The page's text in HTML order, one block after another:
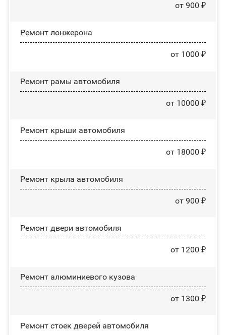
от 900 ₽
Ремонт лонжерона
от 1000 ₽
Ремонт рамы автомобиля
от 10000 ₽
Ремонт крыши автомобиля
от 18000 ₽
Ремонт крыла автомобиля
от 900 ₽
Ремонт двери автомобиля
от 1200 ₽
Ремонт алюминиевого кузова
от 1300 ₽
Ремонт стоек дверей автомобиля